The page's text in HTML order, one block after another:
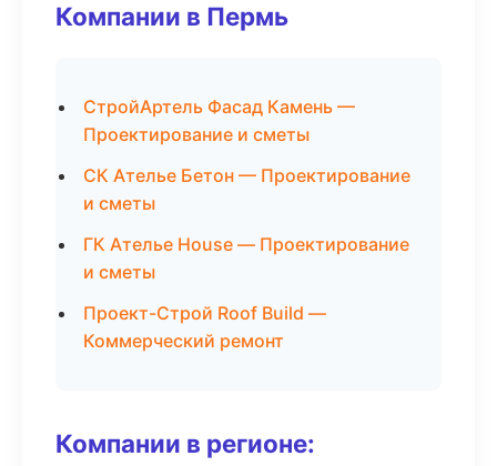
Компании в Пермь
СтройАртель Фасад Камень —
Проектирование и сметы
СК Ателье Бетон — Проектирование
и сметы
ГК Ателье House — Проектирование
и сметы
Проект-Строй Roof Build —
Коммерческий ремонт
Компании в регионе: